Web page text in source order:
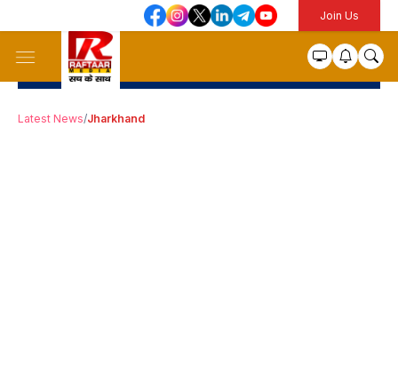
Join Us
Latest News/Jharkhand